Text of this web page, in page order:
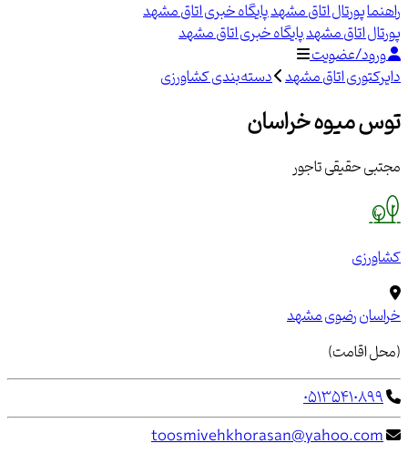
راهنماپورتال اتاق مشهدپایگاه خبری اتاق مشهد
پورتال اتاق مشهدپایگاه خبری اتاق مشهد
ورود/عضویت
دایرکتوری اتاق مشهد دسته‌بندی کشاورزی
توس میوه خراسان
مجتبی حقیقی تاجور
کشاورزی
خراسان رضویمشهد
(محل اقامت)
05135410899
toosmivehkhorasan@yahoo.com